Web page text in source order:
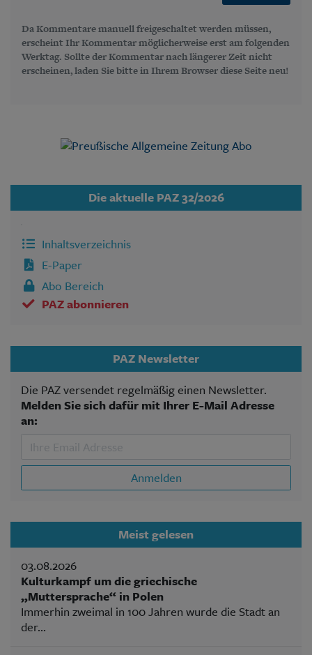
Da Kommentare manuell freigeschaltet werden müssen,
erscheint Ihr Kommentar möglicherweise erst am folgenden
Werktag. Sollte der Kommentar nach längerer Zeit nicht
erscheinen, laden Sie bitte in Ihrem Browser diese Seite neu!
Die aktuelle PAZ 32/2026
Inhaltsverzeichnis
E-Paper
Abo Bereich
PAZ abonnieren
PAZ Newsletter
Die PAZ versendet regelmäßig einen Newsletter.
Melden Sie sich dafür mit Ihrer E-Mail Adresse
an:
Anmelden
Meist gelesen
03.08.2026
Kulturkampf um die griechische
„Muttersprache“ in Polen
Immerhin zweimal in 100 Jahren wurde die Stadt an
der...